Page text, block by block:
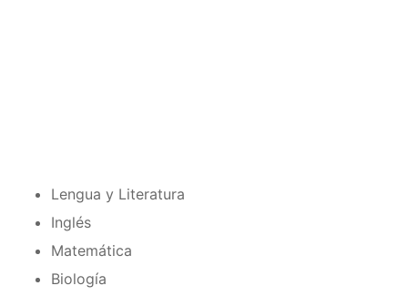
Lengua y Literatura
Inglés
Matemática
Biología